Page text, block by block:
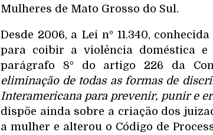
Mulheres de Mato Grosso do Sul.
Desde 2006, a Lei nº 11.340,
para coibir a violência doméstica
parágrafo 8º do artigo 226 da
eliminação de todas as formas de
Interamericana para prevenir, punir e
dispõe ainda sobre a criação dos
a mulher e alterou o Código de